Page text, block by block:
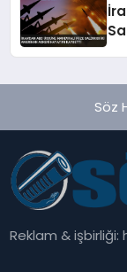
Söz
Reklam & işbirliği: